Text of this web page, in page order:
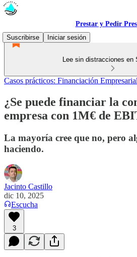
Prestar y Pedir
Suscribirse
Iniciar sesión
Lee sin distracciones en
Casos prácticos: Financiación Empresarial
¿Se puede financiar la
empresa con 1M€ de
La mayoría cree que no, pero
haciendo.
Jacinto Castillo
dic 10, 2025
Escucha
3